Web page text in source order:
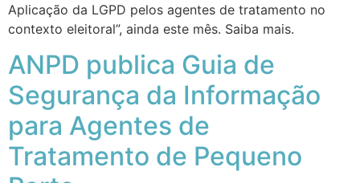
Aplicação da LGPD pelos agentes de tratamento no
contexto eleitoral”, ainda este mês. Saiba mais.
ANPD publica Guia de
Segurança da Informação
para Agentes de
Tratamento de Pequeno